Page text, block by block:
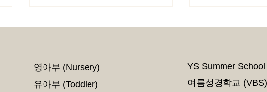
영아부 (Nursery)
유아부 (Toddler)
YS Summer School
여름성경학교 (VBS)